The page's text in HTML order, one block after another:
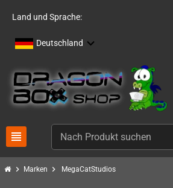
Land und Sprache:
Deutschland
view_headline
chevron_right Marken chevron_right MegaCatStudios